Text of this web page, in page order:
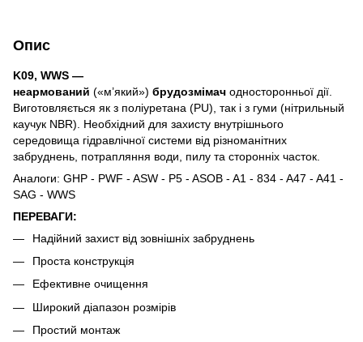
Опис
K09, WWS —
неармований («м’який») брудозмімач односторонньої дії.
Виготовляється як з поліуретана (PU), так і з гуми (нітрильный
каучук NBR). Необхідний для захисту внутрішнього
середовища гідравлічної системи від різноманітних
забруднень, потрапляння води, пилу та сторонніх часток.
Аналоги: GHP - PWF - ASW - P5 - ASOB - A1 - 834 - A47 - A41 -
SAG - WWS
ПЕРЕВАГИ:
Надійний захист від зовнішніх забруднень
Проста конструкція
Ефективне очищення
Широкий діапазон розмірів
Простий монтаж